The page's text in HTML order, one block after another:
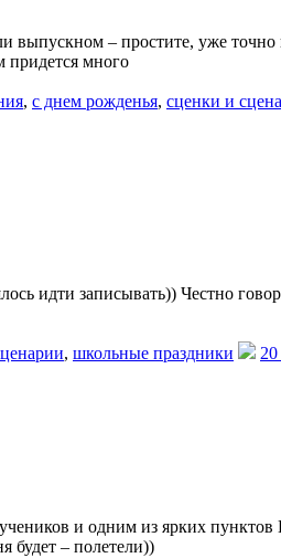
выпускном – простите, уже
придется много
, с днем рожденья, сценки и
идти записывать)) Честно
, школьные праздники
и одним из ярких
будет – полетели))